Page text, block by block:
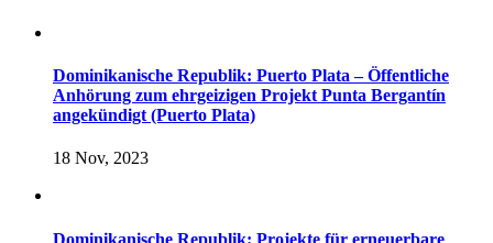
Dominikanische Republik: Puerto Plata – Öffentliche
Anhörung zum ehrgeizigen Projekt Punta Bergantín
angekündigt (Puerto Plata)
18 Nov, 2023
Dominikanische Republik: Projekte für erneuerbare